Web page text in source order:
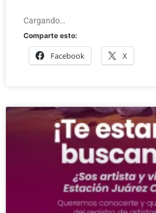
Cargando…
Comparte esto:
Facebook X